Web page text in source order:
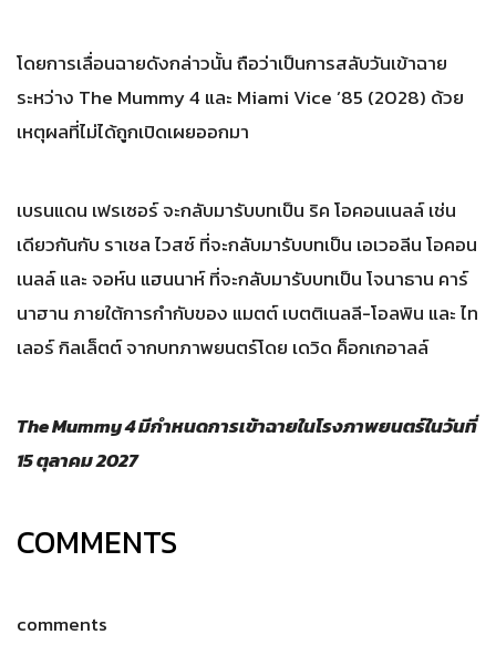
โดยการเลื่อนฉายดังกล่าวนั้น ถือว่าเป็นการสลับวันเข้าฉาย
ระหว่าง The Mummy 4 และ Miami Vice ’85 (2028) ด้วย
เหตุผลที่ไม่ได้ถูกเปิดเผยออกมา
เบรนแดน เฟรเซอร์ จะกลับมารับบทเป็น ริค โอคอนเนลล์ เช่น
เดียวกันกับ ราเชล ไวสซ์ ที่จะกลับมารับบทเป็น เอเวอลีน โอคอน
เนลล์ และ จอห์น แฮนนาห์ ที่จะกลับมารับบทเป็น โจนาธาน คาร์
นาฮาน ภายใต้การกำกับของ แมตต์ เบตติเนลลี-โอลพิน และ ไท
เลอร์ กิลเล็ตต์ จากบทภาพยนตร์โดย เดวิด ค็อกเกอาลล์
The Mummy 4 มีกำหนดการเข้าฉายในโรงภาพยนตร์ในวันที่
15 ตุลาคม 2027
COMMENTS
comments